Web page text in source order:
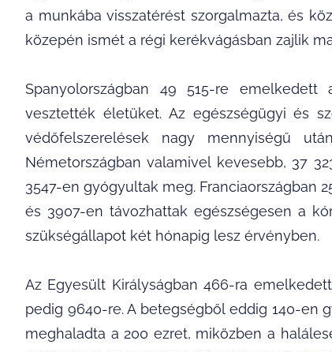
a munkába visszatérést szorgalmazta, és
közepén ismét a régi kerékvágásban zajlik
Spanyolországban 49 515-re
vesztették életüket. Az egészségügyi és
védőfelszerelések nagy mennyiségű
Németországban valamivel kevesebb, 37
3547-en gyógyultak meg. Franciaországban
és 3907-en távozhattak egészségesen a
szükségállapot két hónapig lesz érvényben.
Az Egyesült Királyságban 466-ra
pedig 9640-re. A betegségből eddig 140-en
meghaladta a 200 ezret, miközben a